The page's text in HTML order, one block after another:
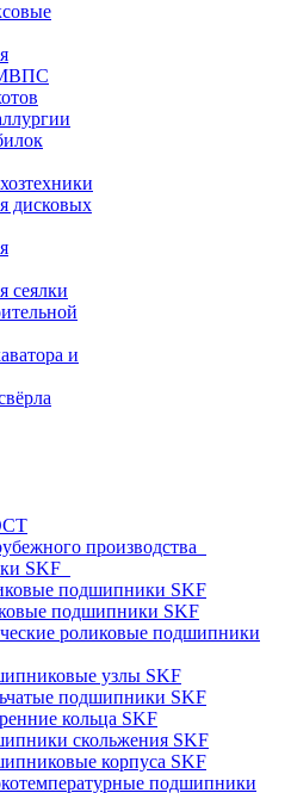
МВПС
дисковых
сеялки
и
производства
SKF
подшипники SKF
подшипники SKF
роликовые подшипники
узлы SKF
подшипники SKF
кольца SKF
скольжения SKF
корпуса SKF
подшипники